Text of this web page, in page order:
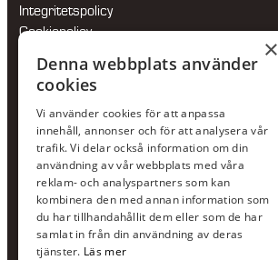
Integritetspolicy
Cookiepolicy
Jour:073-36 88 87 0
Växel:020-120 29 00
E-post:info@scandcon.se
BESÖKSADRESS
Backagårdsgatan 9
511 57 Kinna
×
Denna webbplats använder
cookies
Vi använder cookies för att anpassa
innehåll, annonser och för att analysera vår
trafik. Vi delar också information om din
användning av vår webbplats med våra
reklam- och analyspartners som kan
kombinera den med annan information som
du har tillhandahållit dem eller som de har
samlat in från din användning av deras
tjänster. Läs mer